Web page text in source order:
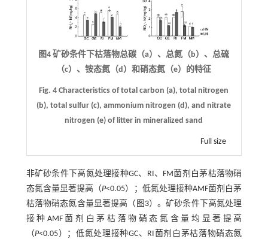
图4 矿砂条件下枯落物总碳（a）、总氮（b）、总硫
（c）、铵态氮（d）和硝态氮（e）的特征
Fig. 4 Characteristics of total carbon (a), total nitrogen
(b), total sulfur (c), ammonium nitrogen (d), and nitrate
nitrogen (e) of litter in mineralized sand
Full size
非矿砂条件下高氮处理接种GC、RI、FM菌剂白茅枯落物硝
态氮含量显著提高（P<0.05）；低氮处理接种AMF菌剂白茅
枯落物硝态氮含量显著提高（ 图3）。矿砂条件下高氮处理
接种AMF菌剂白茅枯落物硝态氮含量均显著提高
（P<0.05）；低氮处理接种GC、RI菌剂白茅枯落物硝态氮